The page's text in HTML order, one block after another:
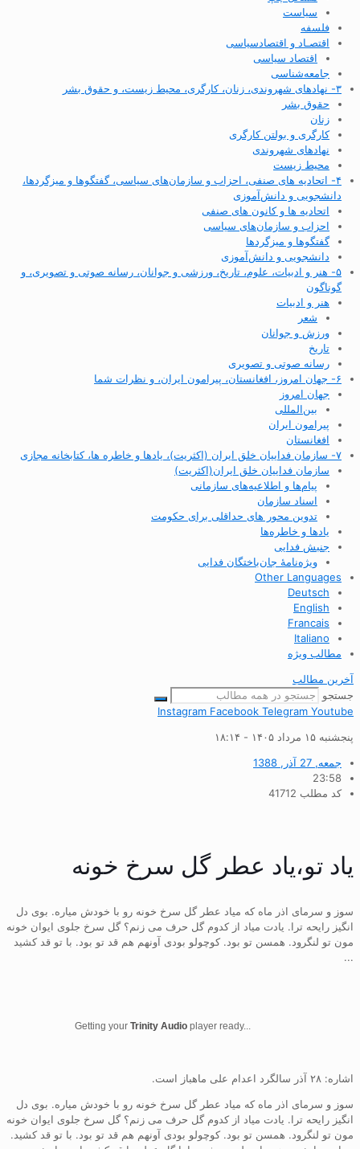
سیاست
فلسفه
اقتصـاد و اقتصاد‌سیاسی
اقتصاد سیاسی
جامعه‌شناسی
۳- نهادهای شهروندی، زنان، کارگری، محیط زیست، و حقوق بشر
حقوق بشر
زنان
کارگری و بولتن کارگری
نهادهای شهروندی
محیط زیست
۴- اتحادیه های صنفی، احزاب و سازمان‌های سیاسی، گفتگوها و میزگردها،
دانشجویی و دانش‌آموزی
اتحادیه ها و کانون های صنفی
احزاب و سازمان‌های سیاسی
گفتگوها و میزگردها
دانشجویی و دانش‌آموزی
۵- هنر و ادبیات، علوم، تاریخ، ورزشی و جوانان، رسانه صوتی و تصویری، و
گوناگون
هنر و ادبیات
شعر
ورزش و جوانان
تاریخ
رسانه صوتی و تصویری
۶- جهان امروز، افغانستان، پیرامون ایران، و نظرات شما
جهان امروز
بین‌المللی
پیرامون ایران
افغانستان
۷- سازمان فداییان خلق ایران (اکثریت)، یادها و خاطره ها، کتابخانه مجازی
سازمان فداییان خلق ایران(اکثریت)
پیام‌ها و اطلاعیه‌های سازمانی
اسناد سازمان
تدوین محور های حداقلی برای حکومت
یادها و خاطره‌ها
جنبش فدایی
ویژه‌نامهٔ جان‌باختگان فدایی
Other Languages
Deutsch
English
Francais
Italiano
مطالب ویژه
آخرین مطالب
جستجو
Instagram Facebook Telegram Youtube
پنجشنبه ۱۵ مرداد ۱۴۰۵ - ۱۸:۱۴
جمعه, 27 آذر, 1388
23:58
کد مطلب 41712
یاد تو،یاد عطر گل سرخ خونه
سوز و سرمای اذر ماه که میاد عطر گل سرخ خونه رو با خودش میاره. بوی دل
انگیز رایحه ترا. یادت میاد از کدوم گل حرف می زنم؟ گل سرخ جلوی ایوان خونه
مون تو لنگرود. همسن تو بود. کوچولو بودی آونهم هم قد تو بود. با تو قد کشید
...
Getting your Trinity Audio player ready...
اشاره: ۲۸ آذر سالگرد اعدام علی ماهباز است.
سوز و سرمای اذر ماه که میاد عطر گل سرخ خونه رو با خودش میاره. بوی دل
انگیز رایحه ترا. یادت میاد از کدوم گل حرف می زنم؟ گل سرخ جلوی ایوان خونه
مون تو لنگرود. همسن تو بود. کوچولو بودی آونهم هم قد تو بود. با تو قد کشید.